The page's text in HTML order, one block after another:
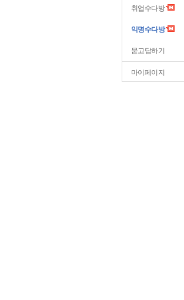
취업수다방
익명수다방
묻고답하기
마이페이지